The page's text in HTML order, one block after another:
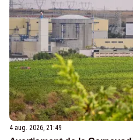
4 aug. 2026, 21:49